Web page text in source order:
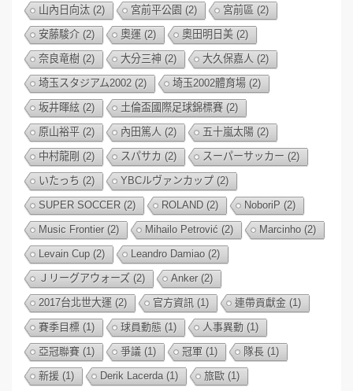
山內日向汰 (2) 宮前平公園 (2) 宮前區 (2)
安藤駿介 (2) 奧運 (2) 奧田明日美 (2)
奈良竜樹 (2) 大分三神 (2) 大久保嘉人 (2)
埼玉スタジアム2002 (2) 埼玉2002體育場 (2)
坂井暉絃 (2) 土倫盃國際足球錦標賽 (2)
原山裕平 (2) 內田篤人 (2) 五十嵐太陽 (2)
中村龍剛 (2) スパサカ (2) スーパーサッカー (2)
いたっち (2) YBCルヴァンカップ (2)
SUPER SOCCER (2) ROLAND (2) NoboriP (2)
Music Frontier(2) Mihailo Petrović (2) Marcinho (2)
Levain Cup (2) Leandro Damiao (2)
Ｊリーグアウォーズ (2) Anker(2)
2017台北世大運 (2) 官方資訊 (1) 連帶貢獻金 (1)
賽季目標 (1) 球員動態 (1) 人事異動 (1)
亞冠聯賽 (1) 爭議 (1) 冠軍 (1) 隊長 (1)
新援 (1) Derik Lacerda (1) 旅歐 (1)